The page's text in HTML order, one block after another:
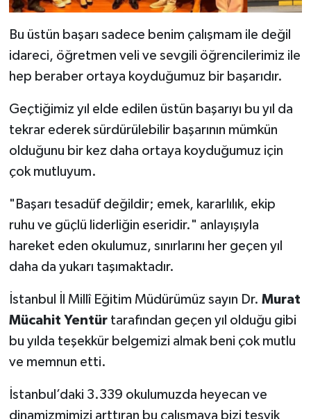
Bu üstün başarı sadece benim çalışmam ile değil
idareci, öğretmen veli ve sevgili öğrencilerimiz ile
hep beraber ortaya koyduğumuz bir başarıdır.
Geçtiğimiz yıl elde edilen üstün başarıyı bu yıl da
tekrar ederek sürdürülebilir başarının mümkün
olduğunu bir kez daha ortaya koyduğumuz için
çok mutluyum.
"Başarı tesadüf değildir; emek, kararlılık, ekip
ruhu ve güçlü liderliğin eseridir." anlayışıyla
hareket eden okulumuz, sınırlarını her geçen yıl
daha da yukarı taşımaktadır.
İstanbul İl Millî Eğitim Müdürümüz sayın Dr. Murat
Mücahit Yentürtarafından geçen yıl olduğu gibi
bu yılda teşekkür belgemizi almak beni çok mutlu
ve memnun etti.
İstanbul’daki 3.339 okulumuzda heyecan ve
dinamizmimizi arttıran bu çalışmaya bizi teşvik